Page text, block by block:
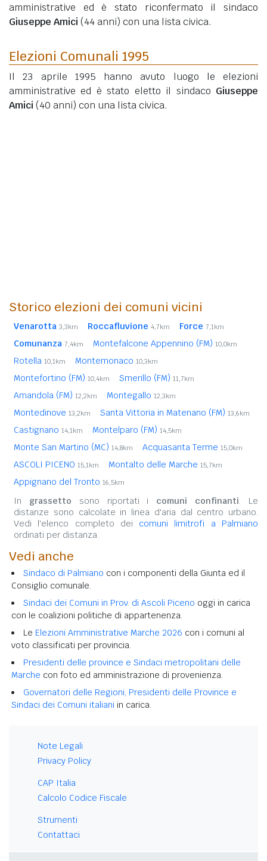
amministrative ed è stato riconfermato il sindaco
Giuseppe Amici (44 anni) con una lista civica.
Elezioni Comunali 1995
Il 23 aprile 1995 hanno avuto luogo le elezioni
amministrative ed è stato eletto il sindaco Giuseppe
Amici (40 anni) con una lista civica.
Storico elezioni dei comuni vicini
Venarotta 3,3km Roccafluvione 4,7km Force 7,1km
Comunanza 7,4km Montefalcone Appennino (FM) 10,0km
Rotella 10,1km Montemonaco 10,3km
Montefortino (FM) 10,4km Smerillo (FM) 11,7km
Amandola (FM) 12,2km Montegallo 12,3km
Montedinove 13,2km Santa Vittoria in Matenano (FM) 13,6km
Castignano 14,1km Montelparo (FM) 14,5km
Monte San Martino (MC) 14,8km Acquasanta Terme 15,0km
ASCOLI PICENO 15,1km Montalto delle Marche 15,7km
Appignano del Tronto 16,5km
In grassetto sono riportati i comuni confinanti. Le
distanze sono calcolate in linea d'aria dal centro urbano.
Vedi l'elenco completo dei comuni limitrofi a Palmiano
ordinati per distanza.
Vedi anche
Sindaco di Palmiano con i componenti della Giunta ed il
Consiglio comunale.
Sindaci dei Comuni in Prov. di Ascoli Piceno oggi in carica
con le coalizioni politiche di appartenenza.
Le Elezioni Amministrative Marche 2026 con i comuni al
voto classificati per provincia.
Presidenti delle province e Sindaci metropolitani delle
Marche con foto ed amministrazione di provenienza.
Governatori delle Regioni, Presidenti delle Province e
Sindaci dei Comuni italiani in carica.
Note Legali
Privacy Policy
CAP Italia
Calcolo Codice Fiscale
Strumenti
Contattaci